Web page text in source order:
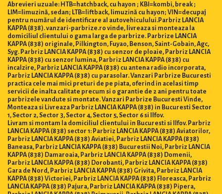
Abrevieri uzuale: HTB=hatchback, cu hayon ; KBI=kombi, break ;
LIM=limuzină, sedan; LTB=liftback, limuzină cu hayon; VIN=decupaj
pentru numărul de identificare al autovehiculului.Parbriz LANCIA
KAPPA (838). vanzari-parbrize.ro vinde, livreaza si monteaza la
domiciliul clientului o gama larga de parbrize. Parbrize LANCIA
KAPPA (838) originale, Pilkington, Fuyao, Benson, Saint-Gobain, Agc,
Syg. Parbriz LANCIA KAPPA (838) cu senzor de ploaie, Parbriz LANCIA
KAPPA (838) cu senzor lumina, Parbriz LANCIA KAPPA (838) cu
incalzire, Parbriz LANCIA KAPPA (838) cu antena radio incorporata,
Parbriz LANCIA KAPPA (838) cu parasolar. Vanzari Parbrize Bucuresti
practica cele mai mici preturi de pe piata, oferind in acelasi timp
servicii de inalta calitate precum si o garantie de 2 ani pentru toate
parbrizele vandute si montate. Vanzari Parbrize Bucuresti Vinde,
Monteaza si Livreaza Parbriz LANCIA KAPPA (838) in Bucuresti Sector
1, Sector 2, Sector 3, Sector 4, Sector 5, Sector 6 si Ilfov.
Livram si montam la domiciliul clientului in Bucuresti si Ilfov. Parbriz
LANCIA KAPPA (838) sector 1: Parbriz LANCIA KAPPA (838) Aviatorilor,
Parbriz LANCIA KAPPA (838) Aviatiei, Parbriz LANCIA KAPPA (838)
Baneasa, Parbriz LANCIA KAPPA (838) Bucurestii Noi, Parbriz LANCIA
KAPPA (838) Damaroaia, Parbriz LANCIA KAPPA (838) Domenii,
Parbriz LANCIA KAPPA (838) Dorobanti, Parbriz LANCIA KAPPA (838)
Gara de Nord, Parbriz LANCIA KAPPA (838) Grivita, Parbriz LANCIA
KAPPA (838) Victoriei, Parbriz LANCIA KAPPA (838) Floreasca, Parbriz
LANCIA KAPPA (838) Pajura, Parbriz LANCIA KAPPA (838) Pipera,